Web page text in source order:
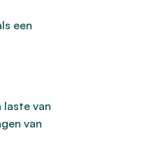
een
laste van
van